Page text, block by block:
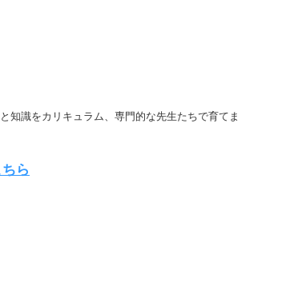
知識をカリキュラム、専門的な先生たちで育てま
ちら